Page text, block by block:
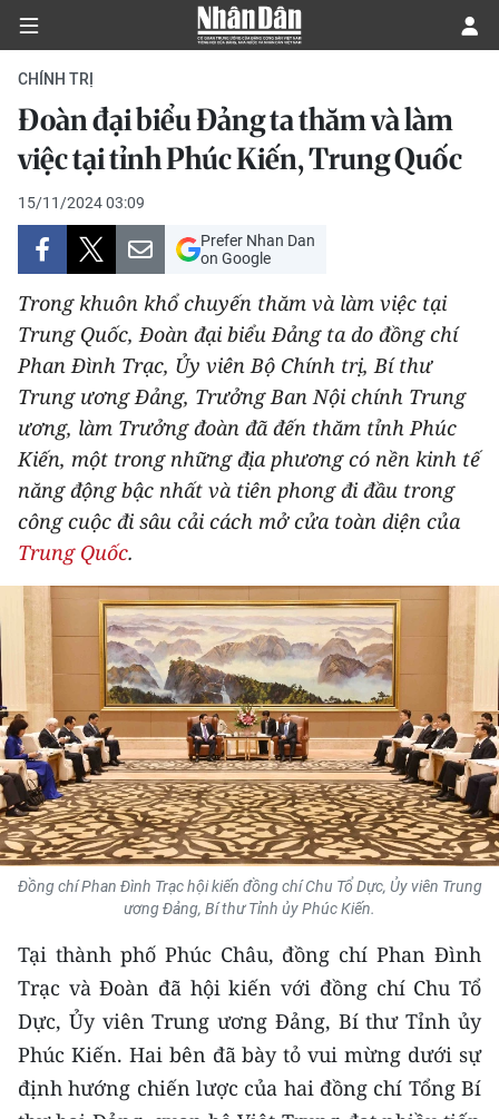
CHÍNH TRỊ
KINH TẾ
VĂN HÓA
XÃ HỘI
PHÁP LUẬT
DU LỊCH
THẾ GIỚI
THỂ THAO
GIÁO DỤC
Y TẾ
KHOA HỌC - CÔNG NGHỆ
MÔI TRƯỜNG
BẠN ĐỌC
KIỂM CHỨNG THÔNG TIN
TRI THỨC CHUYÊN SÂU
54 DÂN TỘC VIỆT NAM
CHƯƠNG TRÌNH OCOP - MỖI XÃ
MỘT SẢN PHẨM
RADIO
CHÍNH TRỊ
Đoàn đại biểu Đảng ta thăm và làm
việc tại tỉnh Phúc Kiến, Trung Quốc
15/11/2024 03:09
Prefer Nhan Dan
on Google
Trong khuôn khổ chuyến thăm và làm việc tại
Trung Quốc, Đoàn đại biểu Đảng ta do đồng chí
Phan Đình Trạc, Ủy viên Bộ Chính trị, Bí thư
Trung ương Đảng, Trưởng Ban Nội chính Trung
ương, làm Trưởng đoàn đã đến thăm tỉnh Phúc
Kiến, một trong những địa phương có nền kinh tế
năng động bậc nhất và tiên phong đi đầu trong
công cuộc đi sâu cải cách mở cửa toàn diện của
Trung Quốc.
Đồng chí Phan Đình Trạc hội kiến đồng chí Chu Tổ Dực, Ủy viên Trung
ương Đảng, Bí thư Tỉnh ủy Phúc Kiến.
Tại thành phố Phúc Châu, đồng chí Phan Đình
Trạc và Đoàn đã hội kiến với đồng chí Chu Tổ
Dực, Ủy viên Trung ương Đảng, Bí thư Tỉnh ủy
Phúc Kiến. Hai bên đã bày tỏ vui mừng dưới sự
định hướng chiến lược của hai đồng chí Tổng Bí